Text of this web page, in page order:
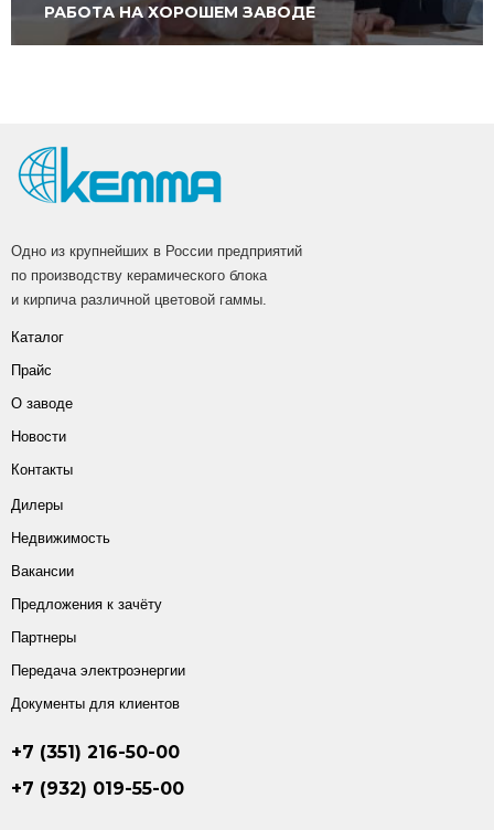
РАБОТА НА ХОРОШЕМ ЗАВОДЕ
Одно из крупнейших в России предприятий
по производству керамического блока
и кирпича различной цветовой гаммы.
Каталог
Прайс
О заводе
Новости
Контакты
Дилеры
Недвижимость
Вакансии
Предложения к зачёту
Партнеры
Передача электроэнергии
Документы для клиентов
+7 (351) 216-50-00
+7 (932) 019-55-00